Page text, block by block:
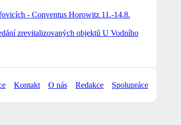
- Conventus Horowitz 11.-14.8.
zrevitalizovaných objektů U Vodního
Kontakt O nás Redakce Spolupráce